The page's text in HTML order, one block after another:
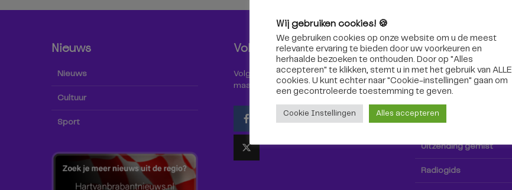
Nieuws
Nieuws
Cultuur
Sport
Volg ons!
Volg Omroep Tilburg niet alleen hier,
maar ook via social media!
Radio & TV
Kijk tv
Radio
TV-gids
Uitzending gemist
Radiogids
Wij gebruiken cookies! 🍪
We gebruiken cookies op onze website om u de meest
relevante ervaring te bieden door uw voorkeuren en
herhaalde bezoeken te onthouden. Door op "Alles
accepteren" te klikken, stemt u in met het gebruik van ALLE
cookies. U kunt echter naar "Cookie-instellingen" gaan om
een ​​gecontroleerde toestemming te geven.
Cookie Instellingen Alles accepteren